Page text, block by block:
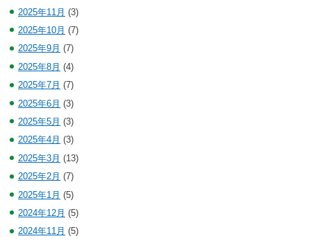
2025年11月 (3)
2025年10月 (7)
2025年9月 (7)
2025年8月 (4)
2025年7月 (7)
2025年6月 (3)
2025年5月 (3)
2025年4月 (3)
2025年3月 (13)
2025年2月 (7)
2025年1月 (5)
2024年12月 (5)
2024年11月 (5)